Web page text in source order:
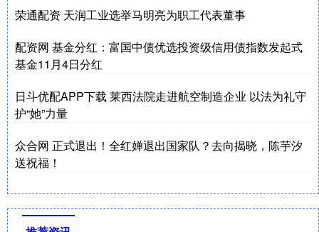
荣通配资 天润工业选举马明亮为职工代表董事
配资网 基金分红：富国中债优选投资级信用债指数发起式
基金11月4日分红
日斗优配APP下载 莱西法院走进航空制造企业 以法为礼守
护“她”力量
众合网 正式退出！全红婵退出国家队？去向揭晓，陈芋汐
送祝福！